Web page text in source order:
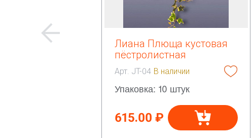
Лиана Плюща кустовая
пёстролистная
Арт. JT-04 В наличии
Упаковка: 10 штук
615.00 ₽